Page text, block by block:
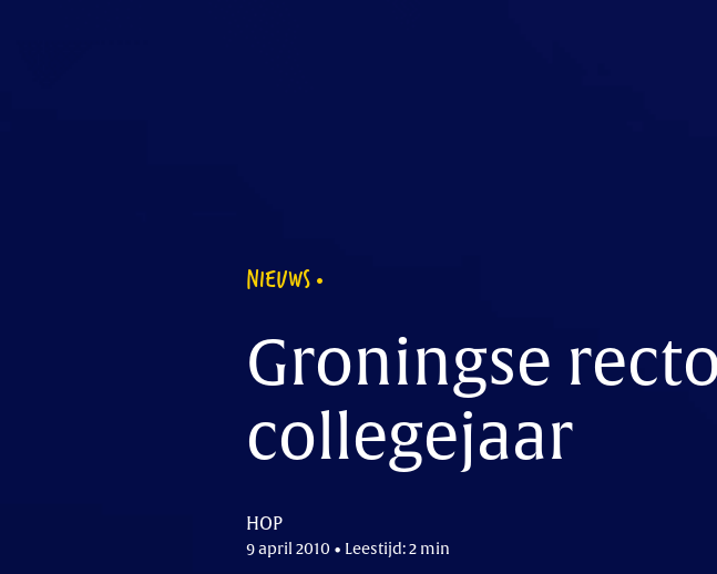
NIEUWS
Groningse
collegejaar
HOP
9 april 2010 • Leestijd: 2 min